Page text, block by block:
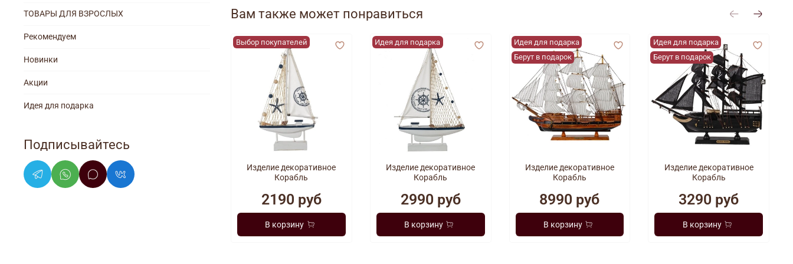
Вам также может понравиться
Выбор покупателей
Изделие декоративное
Корабль
2190 руб
В корзину
Идея для подарка
Изделие декоративное
Корабль
2990 руб
В корзину
Идея для подарка
Берут в подарок
Изделие декоративное
Корабль
8990 руб
В корзину
Идея для подарка
Берут в подарок
Изделие декоративное
Корабль
3290 руб
В корзину
ТОВАРЫ ДЛЯ ВЗРОСЛЫХ
Рекомендуем
Новинки
Акции
Идея для подарка
Подписывайтесь